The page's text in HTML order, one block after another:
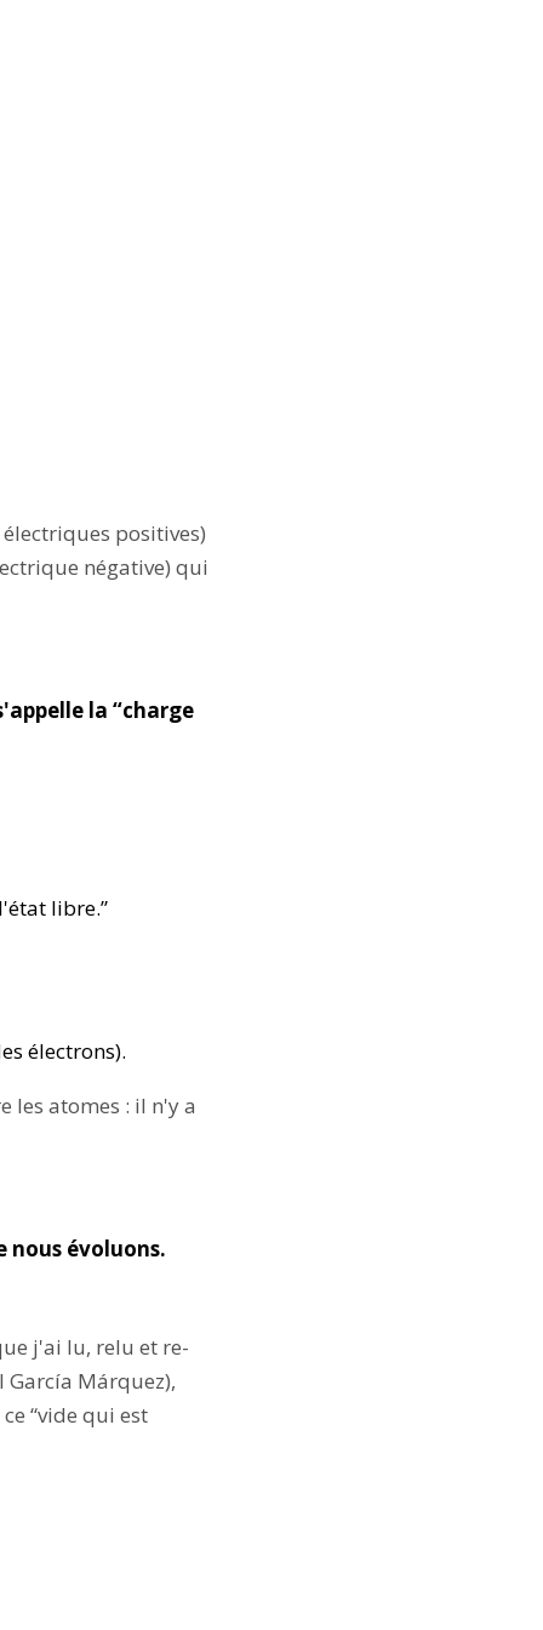
positives)
négative) qui
la “charge
libre.”
électrons).
les atomes : il n'y a
nous évoluons.
j'ai lu, relu et re-
García Márquez),
“vide qui est